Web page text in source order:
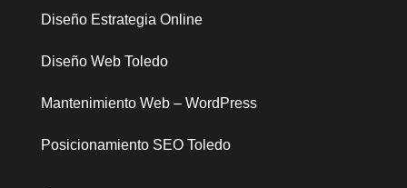
Diseño Estrategia Online
Diseño Web Toledo
Mantenimiento Web – WordPress
Posicionamiento SEO Toledo